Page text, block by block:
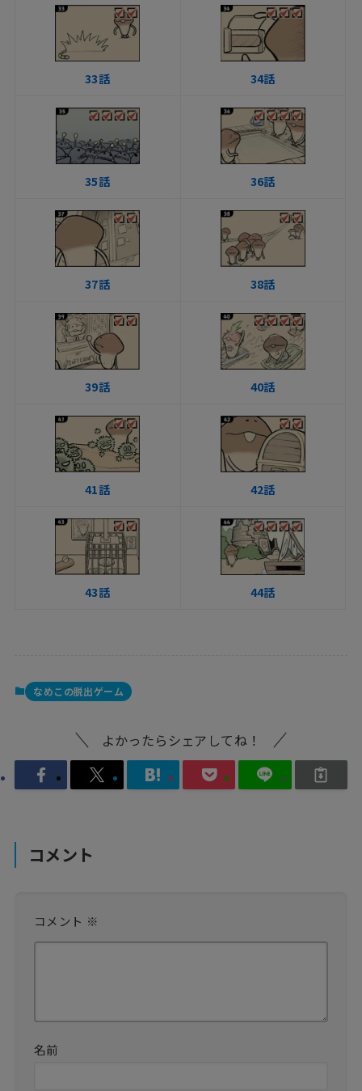
33話 34話
35話 36話
37話 38話
39話 40話
41話 42話
43話 44話
なめこの脱出ゲーム
よかったらシェアしてね！
コメント
コメント ※
名前